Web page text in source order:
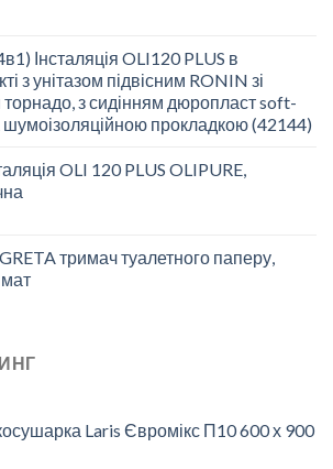
Інсталяція OLI120 PLUS в
з унітазом підвісним RONIN зі
з сидінням дюропласт soft-
шумоізоляційною прокладкою (42144)
OLI 120 PLUS OLIPURE,
тримач туалетного паперу,
Laris Євромікс П10 600 х 900